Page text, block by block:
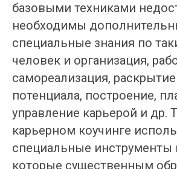
базовыми техниками
необходимы
специальные знания по
человек и организация,
самореализация,
потенциала, построение,
управление карьерой и др.
карьерном коучинге
специальные инструменты
которые существенным